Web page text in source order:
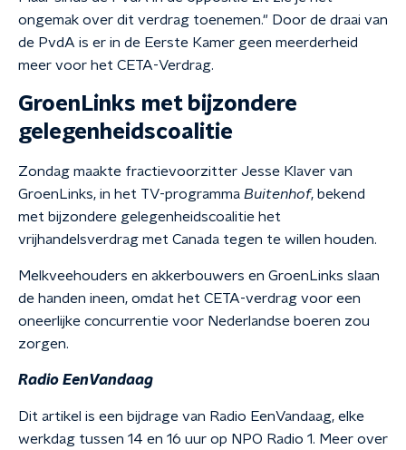
ongemak over dit verdrag toenemen." Door de draai van
de PvdA is er in de Eerste Kamer geen meerderheid
meer voor het CETA-Verdrag.
GroenLinks met bijzondere
gelegenheidscoalitie
Zondag maakte fractievoorzitter Jesse Klaver van
GroenLinks, in het TV-programma Buitenhof, bekend
met bijzondere gelegenheidscoalitie het
vrijhandelsverdrag met Canada tegen te willen houden.
Melkveehouders en akkerbouwers en GroenLinks slaan
de handen ineen, omdat het CETA-verdrag voor een
oneerlijke concurrentie voor Nederlandse boeren zou
zorgen.
Radio EenVandaag
Dit artikel is een bijdrage van Radio EenVandaag, elke
werkdag tussen 14 en 16 uur op NPO Radio 1. Meer over